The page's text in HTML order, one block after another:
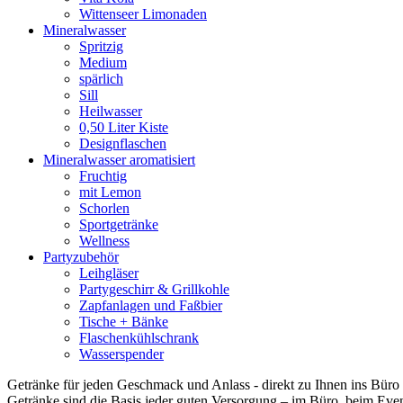
Wittenseer Limonaden
Mineralwasser
Spritzig
Medium
spärlich
Sill
Heilwasser
0,50 Liter Kiste
Designflaschen
Mineralwasser aromatisiert
Fruchtig
mit Lemon
Schorlen
Sportgetränke
Wellness
Partyzubehör
Leihgläser
Partygeschirr & Grillkohle
Zapfanlagen und Faßbier
Tische + Bänke
Flaschenkühlschrank
Wasserspender
Getränke für jeden Geschmack und Anlass - direkt zu Ihnen ins Büro